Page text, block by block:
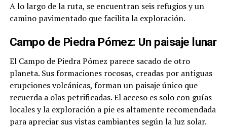
A lo largo de la ruta, se encuentran seis refugios y un
camino pavimentado que facilita la exploración.
Campo de Piedra Pómez: Un paisaje lunar
El Campo de Piedra Pómez parece sacado de otro
planeta. Sus formaciones rocosas, creadas por antiguas
erupciones volcánicas, forman un paisaje único que
recuerda a olas petrificadas. El acceso es solo con guías
locales y la exploración a pie es altamente recomendada
para apreciar sus vistas cambiantes según la luz solar.